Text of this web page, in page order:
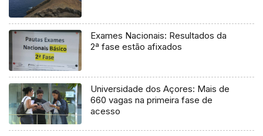
Exames Nacionais: Resultados da
2ª fase estão afixados
Universidade dos Açores: Mais de
660 vagas na primeira fase de
acesso